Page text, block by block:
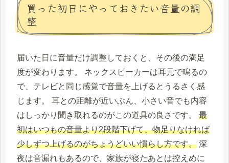
買った初日にやっておきたい音量の調
整
届いた日に音量だけ調整しておくと、その後の満足
度が変わります。 ネックスピーカーは耳元で鳴るの
で、テレビと同じ感覚で音量を上げるとうるさく感
じます。 耳との距離が近いぶん、小さい音でも内容
はしっかり聞き取れるのがこの道具の良さです。 最
初はいつもの音量より2段階下げて、物足りなければ
少しずつ上げるのがちょうどいい慣らし方です。 深
夜は音漏れもあるので、家族が寝たあとは控えめに